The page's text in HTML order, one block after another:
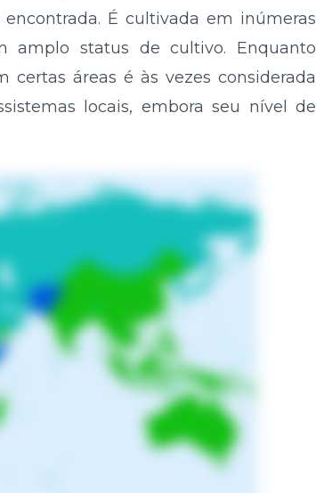
É cultivada em inúmeras
amplo status de cultivo. Enquanto
certas áreas é às vezes considerada
locais, embora seu nível de